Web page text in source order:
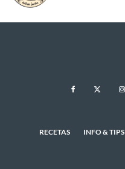
RECETAS INFO & TIPS